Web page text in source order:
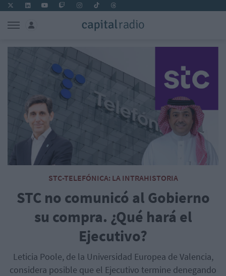
STC-TELEFÓNICA: LA INTRAHISTORIA
STC no comunicó al Gobierno
su compra. ¿Qué hará el
Ejecutivo?
Leticia Poole, de la Universidad Europea de Valencia,
considera posible que el Ejecutivo termine denegando